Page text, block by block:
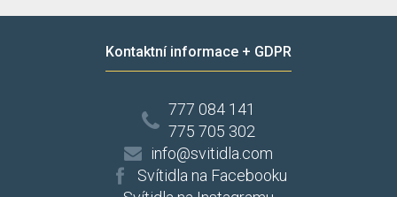
Kontaktní informace + GDPR
777 084 141
775 705 302
info@svitidla.com
Svítidla na Facebooku